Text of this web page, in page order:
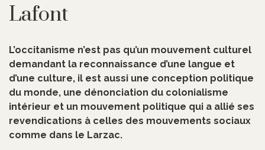
Lafont
L’occitanisme n’est pas qu’un mouvement culturel
demandant la reconnaissance d’une langue et
d’une culture, il est aussi une conception politique
du monde, une dénonciation du colonialisme
intérieur et un mouvement politique qui a allié ses
revendications à celles des mouvements sociaux
comme dans le Larzac.